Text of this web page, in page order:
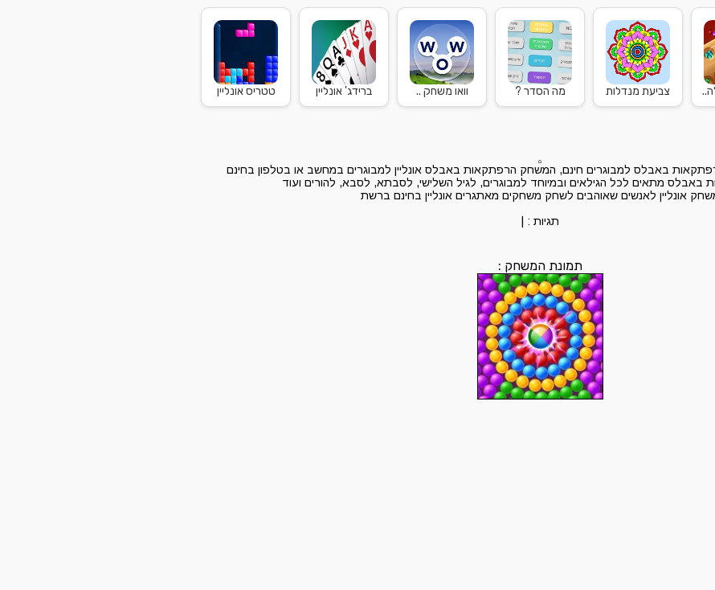
צביעת מנדלות מה הסדר ? וואו משחק .. ברידג' אונליין טטריס אונליין
באבלס למבוגרים חינם, המשחק הרפתקאות באבלס אונליין למבוגרים במחשב או בטלפון בחינם
מתאים לכל הגילאים ובמיוחד למבוגרים, לגיל השלישי, לסבתא, לסבא, להורים ועוד
אונליין לאנשים שאוהבים לשחק משחקים מאתגרים אונליין בחינם ברשת
תגיות :
תמונת המשחק :